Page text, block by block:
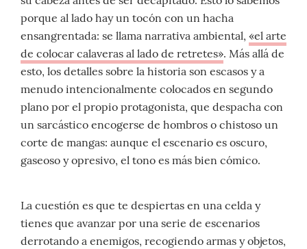
porque al lado hay un tocón con un hacha
ensangrentada: se llama narrativa ambiental, «el arte
de colocar calaveras al lado de retretes». Más allá de
esto, los detalles sobre la historia son escasos y a
menudo intencionalmente colocados en segundo
plano por el propio protagonista, que despacha con
un sarcástico encogerse de hombros o chistoso un
corte de mangas: aunque el escenario es oscuro,
gaseoso y opresivo, el tono es más bien cómico.
La cuestión es que te despiertas en una celda y
tienes que avanzar por una serie de escenarios
derrotando a enemigos, recogiendo armas y objetos,